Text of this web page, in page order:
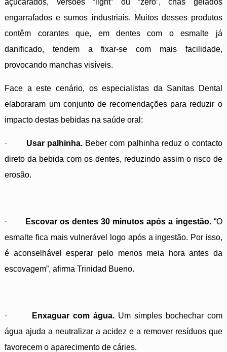
açucarados, versões “light” ou “zero”, chás gelados
engarrafados e sumos industriais. Muitos desses produtos
contêm corantes que, em dentes com o esmalte já
danificado, tendem a fixar-se com mais facilidade,
provocando manchas visíveis.
Face a este cenário, os especialistas da Sanitas Dental
elaboraram um conjunto de recomendações para reduzir o
impacto destas bebidas na saúde oral:
· Usar palhinha. Beber com palhinha reduz o contacto
direto da bebida com os dentes, reduzindo assim o risco de
erosão.
· Escovar os dentes 30 minutos após a ingestão. “O
esmalte fica mais vulnerável logo após a ingestão. Por isso,
é aconselhável esperar pelo menos meia hora antes da
escovagem”, afirma Trinidad Bueno.
· Enxaguar com água. Um simples bochechar com
água ajuda a neutralizar a acidez e a remover resíduos que
favorecem o aparecimento de cáries.